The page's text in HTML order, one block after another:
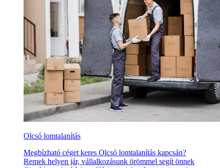
Olcsó lomtalanítás
Megbízható céget keres Olcsó lomtalanítás kapcsán?
Remek helyen jár, vállalkozásunk örömmel segít önnek